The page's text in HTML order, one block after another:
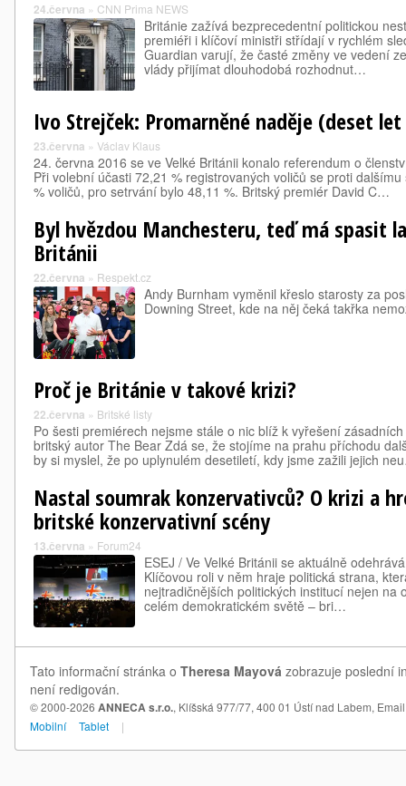
24.června » CNN Prima NEWS
Británie zažívá bezprecedentní politickou
premiéři i klíčoví ministři střídají v rychlém
Guardian varují, že časté změny ve vedení
vlády přijímat dlouhodobá rozhodnut…
Ivo Strejček: Promarněné naděje (deset
23.června » Václav Klaus
24. června 2016 se ve Velké Británii konalo referendum o
Při volební účasti 72,21 % registrovaných voličů se proti
% voličů, pro setrvání bylo 48,11 %. Britský premiér David C…
Byl hvězdou Manchesteru, teď má spasit
Británii
22.června » Respekt.cz
Andy Burnham vyměnil křeslo starosty za
Downing Street, kde na něj čeká takřka
Proč je Británie v takové krizi?
22.června » Britské listy
Po šesti premiérech nejsme stále o nic blíž k vyřešení
britský autor The Bear Zdá se, že stojíme na prahu příchodu
by si myslel, že po uplynulém desetiletí, kdy jsme zažili jejich
Nastal soumrak konzervativců? O krizi a
britské konzervativní scény
13.června » Forum24
ESEJ / Ve Velké Británii se aktuálně
Klíčovou roli v něm hraje politická strana,
nejtradičnějších politických institucí nejen na
celém demokratickém světě – bri…
Tato informační stránka o Theresa Mayová zobrazuje poslední
není redigován.
© 2000-2026 ANNECA s.r.o., Klíšská 977/77, 400 01 Ústí nad Labem,
Mobilní
Tablet |